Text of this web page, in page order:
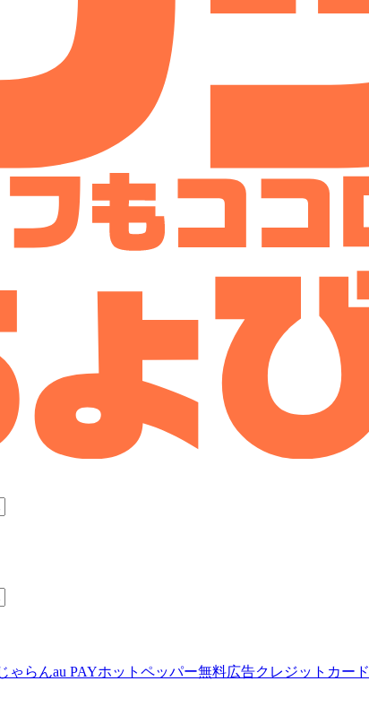
ゃらんau PAYホットペッパー無料広告クレジットカード